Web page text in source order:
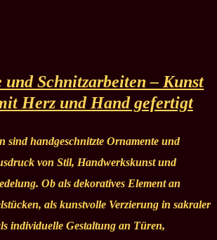
und Schnitzarbeiten – Kunst
Herz und Hand gefertigt
sind handgeschnitzte Ornamente und
von Stil, Handwerkskunst und
Ob als dekoratives Element an
als kunstvolle Verzierung in sakraler
individuelle Gestaltung an Türen,